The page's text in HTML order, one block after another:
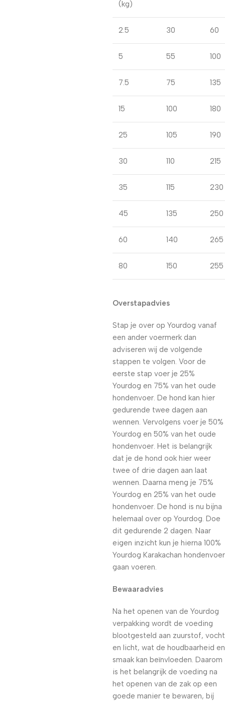
(kg)
2.5 30 60
5 55 100
7.5 75 135
15 100 180
25 105 190
30 110 215
35 115 230
45 135 250
60 140 265
80 150 255
Overstapadvies
Stap je over op Yourdog vanaf
een ander voermerk dan
adviseren wij de volgende
stappen te volgen. Voor de
eerste stap voer je 25%
Yourdog en 75% van het oude
hondenvoer. De hond kan hier
gedurende twee dagen aan
wennen. Vervolgens voer je 50%
Yourdog en 50% van het oude
hondenvoer. Het is belangrijk
dat je de hond ook hier weer
twee of drie dagen aan laat
wennen. Daarna meng je 75%
Yourdog en 25% van het oude
hondenvoer. De hond is nu bijna
helemaal over op Yourdog. Doe
dit gedurende 2 dagen. Naar
eigen inzicht kun je hierna 100%
Yourdog Karakachan hondenvoer
gaan voeren.
Bewaaradvies
Na het openen van de Yourdog
verpakking wordt de voeding
blootgesteld aan zuurstof, vocht
en licht, wat de houdbaarheid en
smaak kan beïnvloeden. Daarom
is het belangrijk de voeding na
het openen van de zak op een
goede manier te bewaren, bij